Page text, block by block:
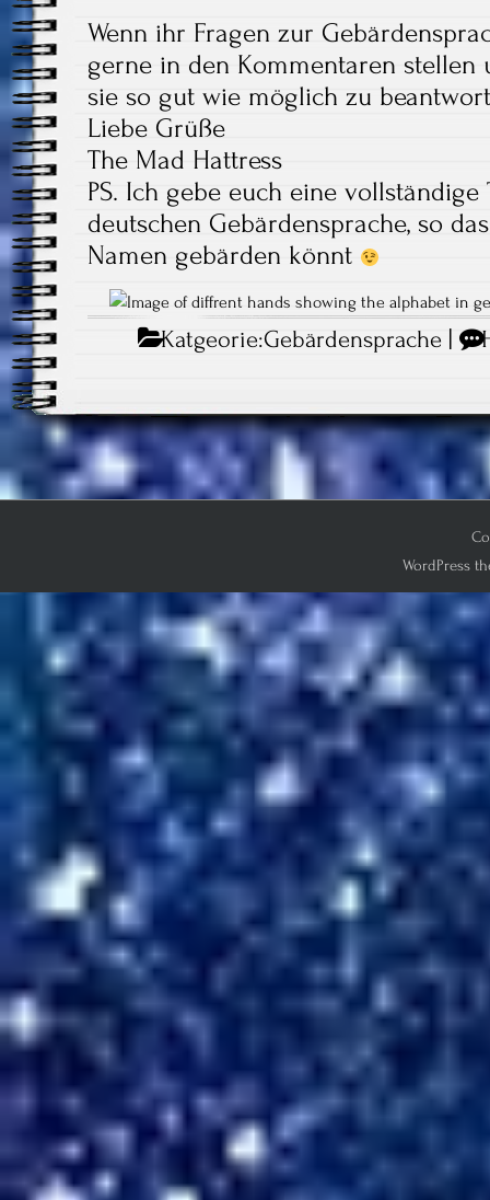
Wenn ihr Fragen zur
gerne in den Kommentaren stellen
sie so gut wie möglich zu
Liebe Grüße
The Mad Hattress
PS. Ich gebe euch eine
deutschen Gebärdensprache, so
Namen gebärden könnt
Katgeorie:Gebärdensprache |
WordPress